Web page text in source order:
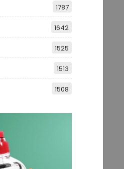
1787
1642
1525
1513
1508